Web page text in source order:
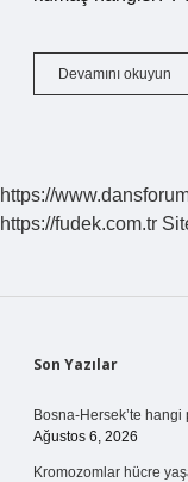
Devamını okuyun
https://
https://fudek.com.tr
Sidebar
Son Yazılar
Bosna-Hersek’te hangi
Ağustos 6, 2026
Kromozomlar hücre